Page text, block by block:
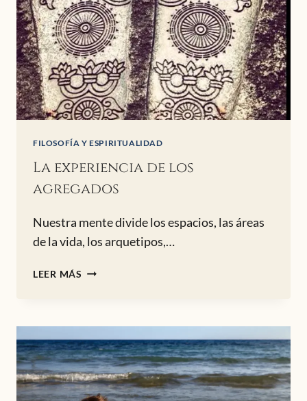
FILOSOFÍA Y ESPIRITUALIDAD
La experiencia de los
agregados
Nuestra mente divide los espacios, las áreas
de la vida, los arquetipos,…
LEER MÁS LA